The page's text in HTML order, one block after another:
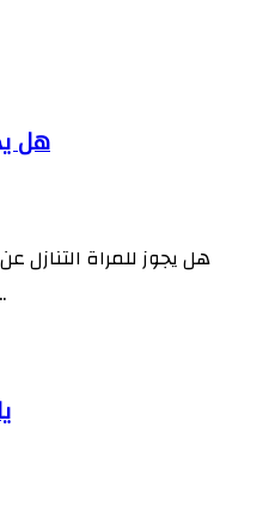
هل
هل يجوز للمراة التنازل
المريضة